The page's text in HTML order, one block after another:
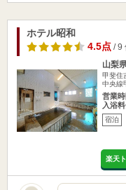
ホテル昭和
4.5点/ 9
山梨
甲斐住
中央線
営業時
入浴
宿泊
楽天